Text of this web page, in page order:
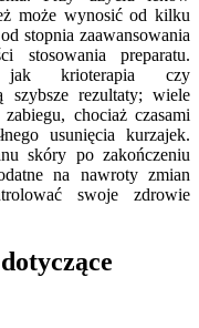
może wynosić od kilku
stopnia zaawansowania
stosowania preparatu.
jak krioterapia czy
szybsze rezultaty; wiele
chociaż czasami
usunięcia kurzajek.
skóry po zakończeniu
na nawroty zmian
swoje zdrowie